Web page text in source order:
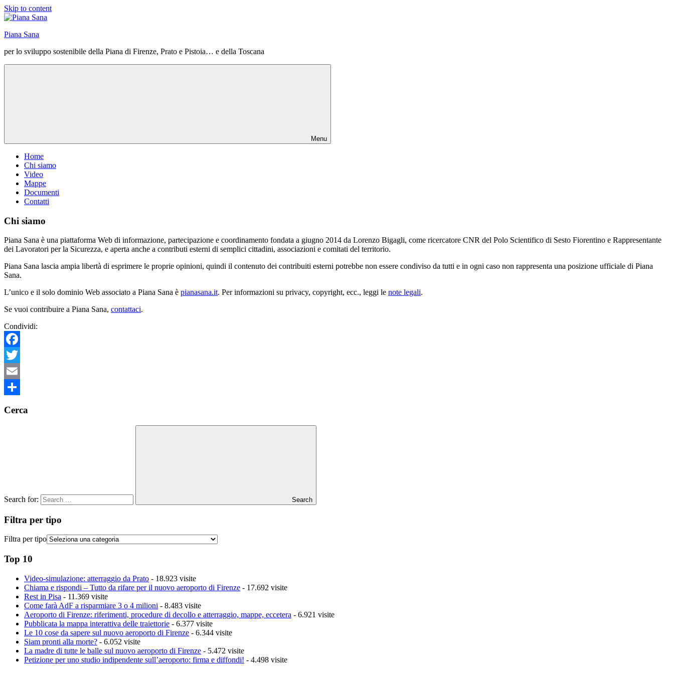
Skip to content
Piana Sana
per lo sviluppo sostenibile della Piana di Firenze, Prato e Pistoia… e della Toscana
Menu
Home
Chi siamo
Video
Mappe
Documenti
Contatti
Chi siamo
Piana Sana è una piattaforma Web di informazione, partecipazione e coordinamento fondata a giugno 2014 da Lorenzo Bigagli, come ricercatore CNR del Polo Scientifico di Sesto Fiorentino e Rappresentante
dei Lavoratori per la Sicurezza, e aperta anche a contributi esterni di semplici cittadini, associazioni e comitati del territorio.
Piana Sana lascia ampia libertà di esprimere le proprie opinioni, quindi il contenuto dei contribuiti esterni potrebbe non essere condiviso da tutti e in ogni caso non rappresenta una posizione ufficiale di Piana
Sana.
L’unico e il solo dominio Web associato a Piana Sana è pianasana.it. Per informazioni su privacy, copyright, ecc., leggi le note legali.
Se vuoi contribuire a Piana Sana, contattaci.
Condividi:
Facebook
Twitter
Email
Cerca
Search for: Search
Filtra per tipo
Filtra per tipo
Top 10
Video-simulazione: atterraggio da Prato - 18.923 visite
Chiama e rispondi – Tutto da rifare per il nuovo aeroporto di Firenze - 17.692 visite
Rest in Pisa - 11.369 visite
Come farà AdF a risparmiare 3 o 4 milioni - 8.483 visite
Aeroporto di Firenze: riferimenti, procedure di decollo e atterraggio, mappe, eccetera - 6.921 visite
Pubblicata la mappa interattiva delle traiettorie - 6.377 visite
Le 10 cose da sapere sul nuovo aeroporto di Firenze - 6.344 visite
Siam pronti alla morte? - 6.052 visite
La madre di tutte le balle sul nuovo aeroporto di Firenze - 5.472 visite
Petizione per uno studio indipendente sull’aeroporto: firma e diffondi! - 4.498 visite